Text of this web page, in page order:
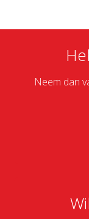
Neem dan